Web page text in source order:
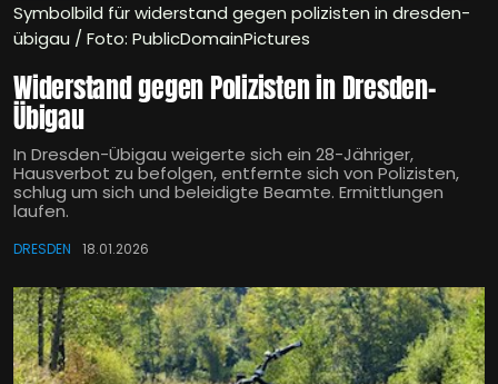
Symbolbild für widerstand gegen polizisten in dresden-
übigau / Foto: PublicDomainPictures
Widerstand gegen Polizisten in Dresden-
Übigau
In Dresden-Übigau weigerte sich ein 28-Jähriger,
Hausverbot zu befolgen, entfernte sich von Polizisten,
schlug um sich und beleidigte Beamte. Ermittlungen
laufen.
DRESDEN 18.01.2026